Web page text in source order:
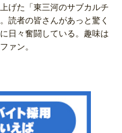
げた「東三河のサブカルチ
読者の皆さんがあっと驚く
日々奮闘している。趣味は
ァン。